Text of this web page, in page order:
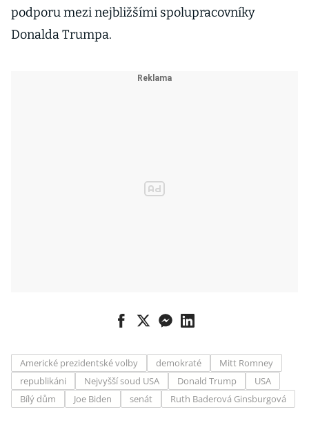
podporu mezi nejbližšími spolupracovníky
Donalda Trumpa.
Americké prezidentské volby demokraté
Mitt Romney
republikáni
Nejvyšší soud USA Donald Trump
USA
Bílý dům
Joe Biden senát Ruth Baderová Ginsburgová